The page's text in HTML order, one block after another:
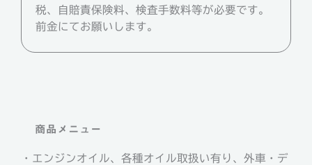
税、自賠責保険料、検査手数料等が必要です。
前金にてお願いします。
商品メニュー
・エンジンオイル、各種オイル取扱い有り、外車・デ